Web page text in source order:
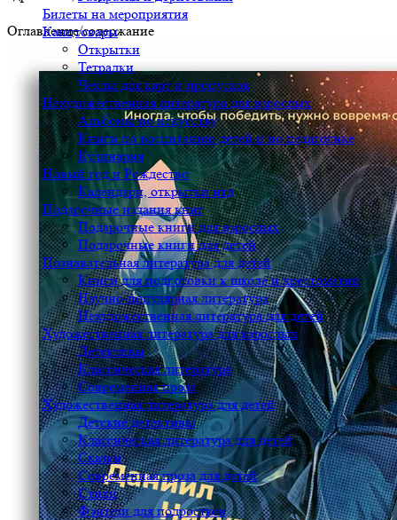
Билеты на мероприятия
Канцтовары
Открытки
Тетрадки
Чехлы для карт и пропусков
Нехудожественная литература для взрослых
Альбомы по искусству
Книги по воспитанию детей и по педагогике
Кулинария
Новый год и Рождество
Календари, открытки итд
Подарочные издания книг
Подарочные книги для взрослых
Подарочные книги для детей
Познавательная литература для детей
Книги для подготовки к школе и хрестоматии
Научно-популярная литература
Нехудожественная литература для детей
Художественная литература для взрослых
Детективы
Классическая литература
Современная проза
Художественная литература для детей
Детские детективы
Классическая литература для детей
Сказки
Современная проза для детей
Стихи
Фэнтези для подростков
Оглавление/содержание